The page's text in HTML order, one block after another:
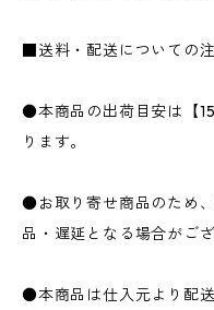
■送料・配送についての
●本商品の出荷目安は【
ります。
●お取り寄せ商品のため
品・遅延となる場合がござ
●本商品は仕入元より配